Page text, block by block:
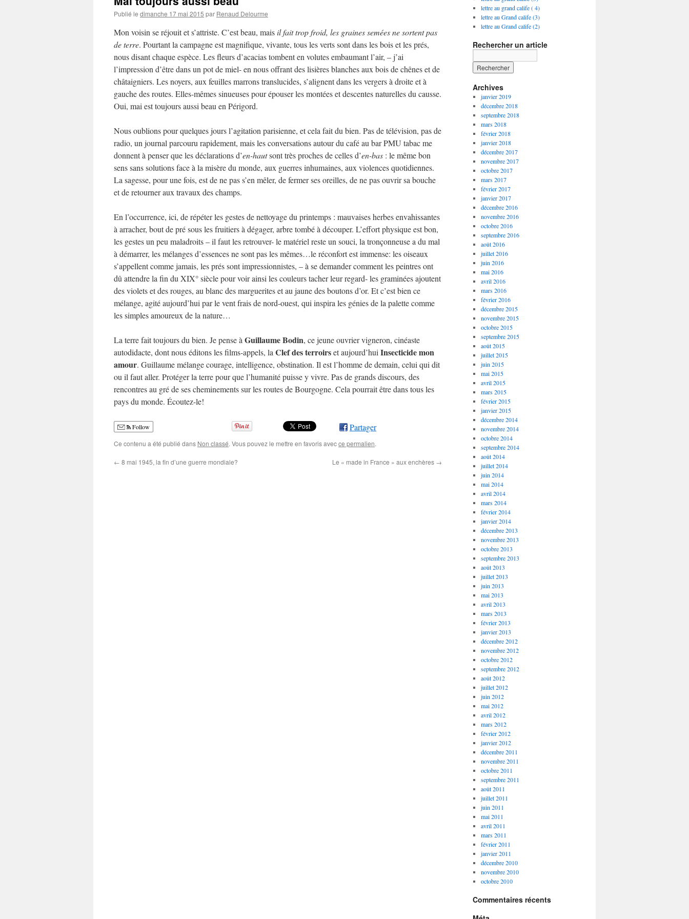
Publié le dimanche 17 mai 2015 par Renaud Delourme
Mon voisin se réjouit et s’attriste. C’est beau, maisil fait trop froid, les graines semées ne sortent pas
de terre. Pourtant la campagne est magnifique, vivante, tous les verts sont dans les bois et les prés,
nous disant chaque espèce. Les fleurs d’acacias tombent en volutes embaumant l’air, – j’ai
l’impression d’être dans un pot de miel- en nous offrant des lisières blanches aux bois de chênes et de
châtaigniers. Les noyers, aux feuilles marrons translucides, s’alignent dans les vergers à droite et à
gauche des routes. Elles-mêmes sinueuses pour épouser les montées et descentes naturelles du causse.
Oui, mai est toujours aussi beau en Périgord.
Nous oublions pour quelques jours l’agitation parisienne, et cela fait du bien. Pas de télévision, pas de
radio, un journal parcouru rapidement, mais les conversations autour du café au bar PMU tabac me
donnent à penser que les déclarations d’en-hautsont très proches de celles d’en-bas : le même bon
sens sans solutions face à la misère du monde, aux guerres inhumaines, aux violences quotidiennes.
La sagesse, pour une fois, est de ne pas s’en mêler, de fermer ses oreilles, de ne pas ouvrir sa bouche
et de retourner aux travaux des champs.
En l’occurrence, ici, de répéter les gestes de nettoyage du printemps : mauvaises herbes envahissantes
à arracher, bout de pré sous les fruitiers à dégager, arbre tombé à découper. L’effort physique est bon,
les gestes un peu maladroits – il faut les retrouver- le matériel reste un souci, la tronçonneuse a du mal
à démarrer, les mélanges d’essences ne sont pas les mêmes…le réconfort est immense: les oiseaux
s’appellent comme jamais, les prés sont impressionnistes, – à se demander comment les peintres ont
dû attendre la fin du XIX° siècle pour voir ainsi les couleurs tacher leur regard- les graminées ajoutent
des violets et des rouges, au blanc des marguerites et au jaune des boutons d’or. Et c’est bien ce
mélange, agité aujourd’hui par le vent frais de nord-ouest, qui inspira les génies de la palette comme
les simples amoureux de la nature…
La terre fait toujours du bien. Je pense à Guillaume Bodin, ce jeune ouvrier vigneron, cinéaste
autodidacte, dont nous éditons les films-appels, la Clef des terroirset aujourd’hui Insecticide mon
amour. Guillaume mélange courage, intelligence, obstination. Il est l’homme de demain, celui qui dit
ou il faut aller. Protéger la terre pour que l’humanité puisse y vivre. Pas de grands discours, des
rencontres au gré de ses cheminements sur les routes de Bourgogne. Cela pourrait être dans tous les
pays du monde. Écoutez-le!
Follow Partager
Ce contenu a été publié dans Non classé. Vous pouvez le mettre en favoris avecce permalien.
← 8 mai 1945, la fin d’une guerre mondiale? Le « made in France » aux enchères →
lettre au grand calife ( 4)
lettre au Grand calife (3)
lettre au Grand calife (2)
Rechercher un article
Archives
janvier 2019
décembre 2018
septembre 2018
mars 2018
février 2018
janvier 2018
décembre 2017
novembre 2017
octobre 2017
mars 2017
février 2017
janvier 2017
décembre 2016
novembre 2016
octobre 2016
septembre 2016
août 2016
juillet 2016
juin 2016
mai 2016
avril 2016
mars 2016
février 2016
décembre 2015
novembre 2015
octobre 2015
septembre 2015
août 2015
juillet 2015
juin 2015
mai 2015
avril 2015
mars 2015
février 2015
janvier 2015
décembre 2014
novembre 2014
octobre 2014
septembre 2014
août 2014
juillet 2014
juin 2014
mai 2014
avril 2014
mars 2014
février 2014
janvier 2014
décembre 2013
novembre 2013
octobre 2013
septembre 2013
août 2013
juillet 2013
juin 2013
mai 2013
avril 2013
mars 2013
février 2013
janvier 2013
décembre 2012
novembre 2012
octobre 2012
septembre 2012
août 2012
juillet 2012
juin 2012
mai 2012
avril 2012
mars 2012
février 2012
janvier 2012
décembre 2011
novembre 2011
octobre 2011
septembre 2011
août 2011
juillet 2011
juin 2011
mai 2011
avril 2011
mars 2011
février 2011
janvier 2011
décembre 2010
novembre 2010
octobre 2010
Commentaires récents